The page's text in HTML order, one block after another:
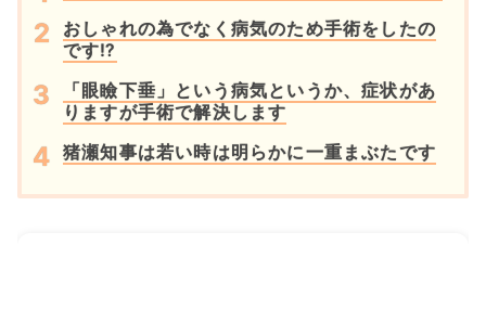
おしゃれの為でなく病気のため手術をしたの
です⁉
「眼瞼下垂」という病気というか、症状があ
りますが手術で解決します
猪瀬知事は若い時は明らかに一重まぶたです